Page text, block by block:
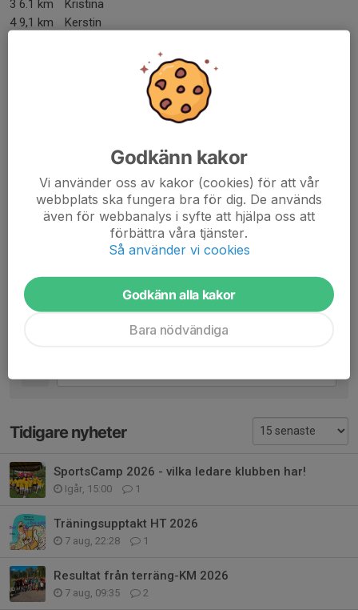
3 6.1 km
Kristina
4 9,1 km Kerstin
Katja Samuelsson 14 jun, 08:31
Fantastisk 🤗
Eva-Lotta Erlingsson14 jun, 09:24
Å så roligt! ❤️
Heja er! Bra jobbat 🙌🎉
Magnus15 jun, 07:07
Fantastiskt-bra jobbat alla!
Tidigare nyheter
SportsCamp 2026 - vilka ledare klubben har!
Igår, 15:00 1
Träningsupptakt HT 2026
7 aug, 22:28 1
Resultat från terräng-KM 2026
7 aug, 09:35 2
Godkänn kakor
Vi använder oss av kakor (cookies) för att vår
webbplats ska fungera bra för dig. De används
även för webbanalys i syfte att hjälpa oss att
förbättra våra tjänster.
Så använder vi cookies
Godkänn alla kakor
Bara nödvändiga